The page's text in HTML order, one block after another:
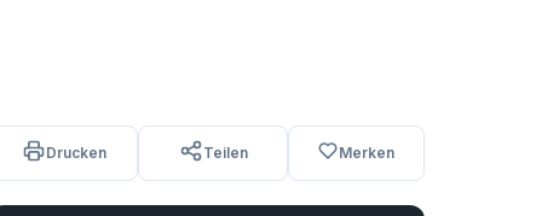
Drucken Teilen Merken